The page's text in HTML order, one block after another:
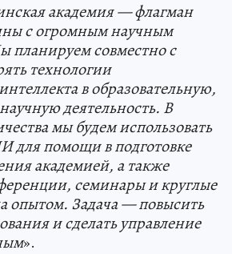
академия — флагман
с огромным научным
планируем совместно с
технологии
в образовательную,
деятельность. В
мы будем использовать
для помощи в подготовке
академией, а также
семинары и круглые
опытом. Задача — повысить
и сделать управление
».